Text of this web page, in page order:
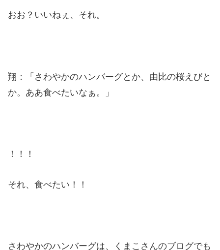
おお？いいねぇ、それ。
翔：「さわやかのハンバーグとか、由比の桜えびと
か。ああ食べたいなぁ。」
！！！
それ、食べたい！！
さわやかのハンバーグは、くまこさんのブログでも